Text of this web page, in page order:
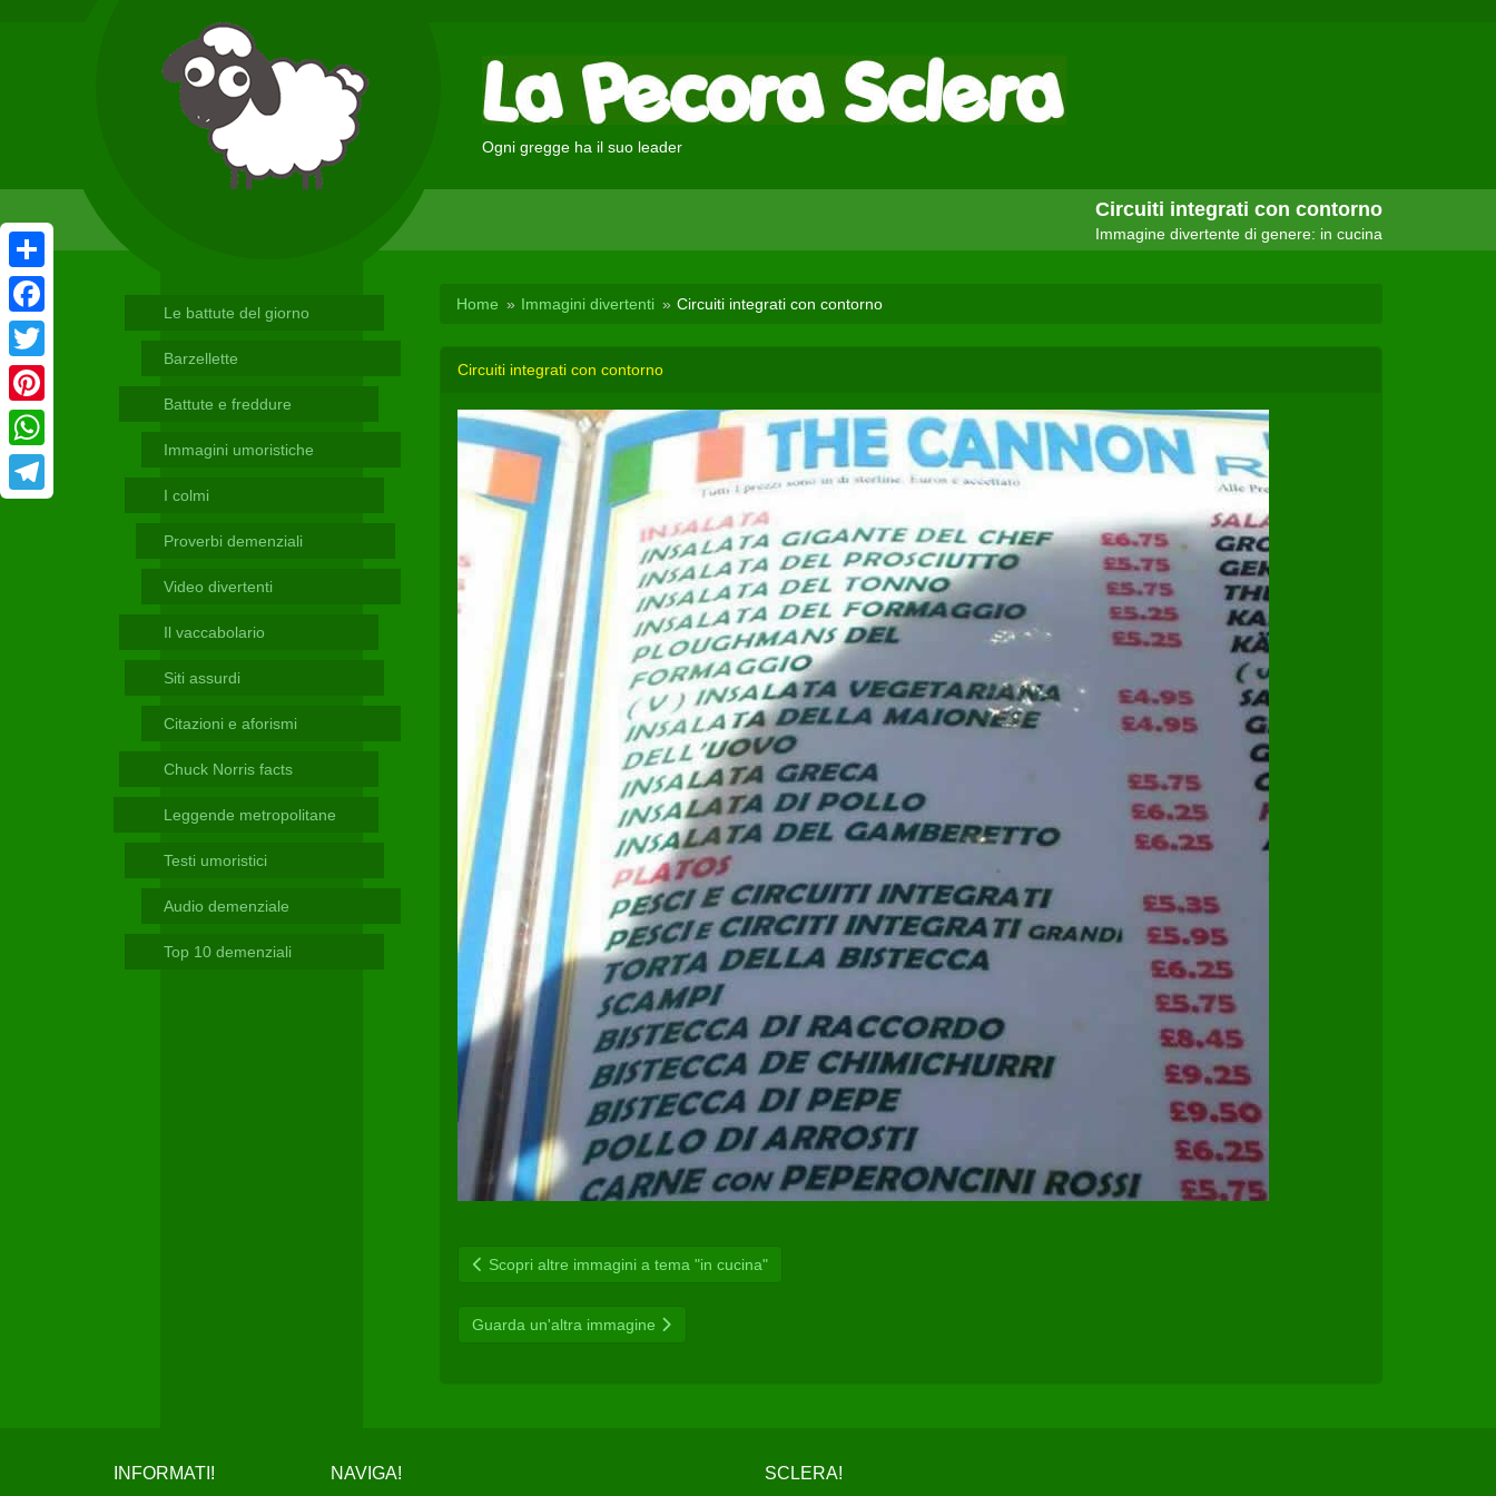
Ogni gregge ha il suo leader
Circuiti integrati con contorno
Immagine divertente di genere: in cucina
Le battute del giorno
Barzellette
Battute e freddure
Immagini umoristiche
I colmi
Proverbi demenziali
Video divertenti
Il vaccabolario
Siti assurdi
Citazioni e aforismi
Chuck Norris facts
Leggende metropolitane
Testi umoristici
Audio demenziale
Top 10 demenziali
Home Immagini divertenti Circuiti integrati con contorno
Circuiti integrati con contorno
Scopri altre immagini a tema "in cucina"
Guarda un'altra immagine
INFORMATI! NAVIGA! SCLERA!
Condividi
Facebook
Twitter
Pinterest
WhatsApp